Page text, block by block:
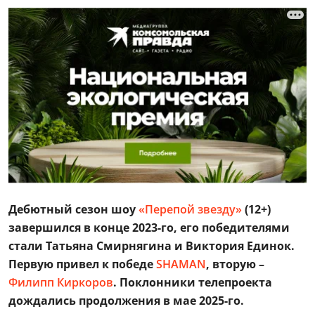
Дебютный сезон шоу«Перепой звезду»(12+)
завершился в конце 2023-го, его победителями
стали Татьяна Смирнягина и Виктория Единок.
Первую привел к победеSHAMAN, вторую –
Филипп Киркоров. Поклонники телепроекта
дождались продолжения в мае 2025-го.